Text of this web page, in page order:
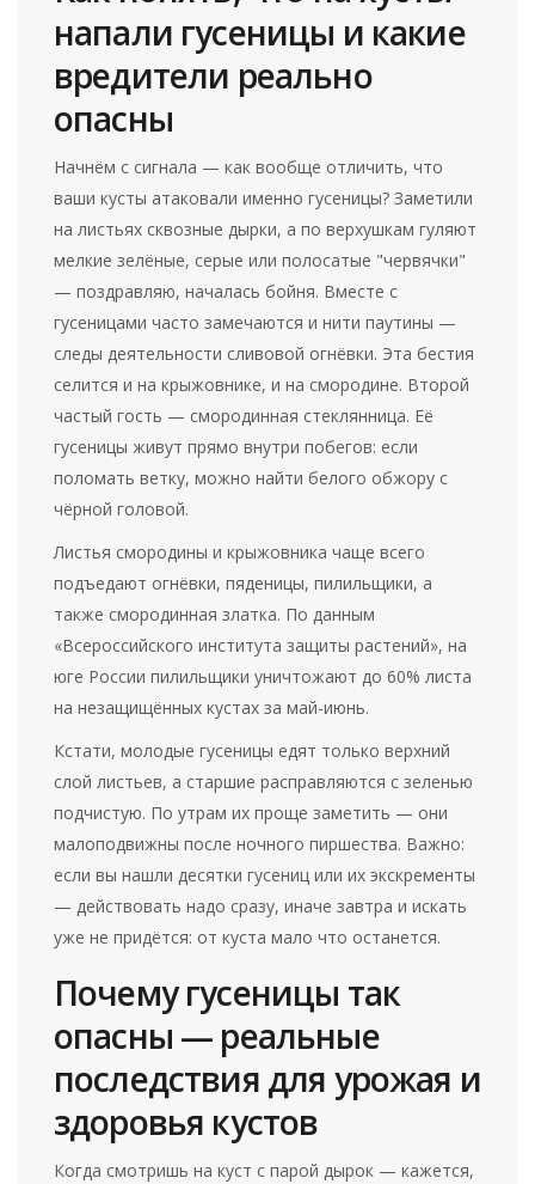
напали гусеницы и какие
вредители реально
опасны
Начнём с сигнала — как вообще отличить, что
ваши кусты атаковали именно гусеницы? Заметили
на листьях сквозные дырки, а по верхушкам гуляют
мелкие зелёные, серые или полосатые "червячки"
— поздравляю, началась бойня. Вместе с
гусеницами часто замечаются и нити паутины —
следы деятельности сливовой огнёвки. Эта бестия
селится и на крыжовнике, и на смородине. Второй
частый гость — смородинная стеклянница. Её
гусеницы живут прямо внутри побегов: если
поломать ветку, можно найти белого обжору с
чёрной головой.
Листья смородины и крыжовника чаще всего
подъедают огнёвки, пяденицы, пилильщики, а
также смородинная златка. По данным
«Всероссийского института защиты растений», на
юге России пилильщики уничтожают до 60% листа
на незащищённых кустах за май-июнь.
Кстати, молодые гусеницы едят только верхний
слой листьев, а старшие расправляются с зеленью
подчистую. По утрам их проще заметить — они
малоподвижны после ночного пиршества. Важно:
если вы нашли десятки гусениц или их экскременты
— действовать надо сразу, иначе завтра и искать
уже не придётся: от куста мало что останется.
Почему гусеницы так
опасны — реальные
последствия для урожая и
здоровья кустов
Когда смотришь на куст с парой дырок — кажется,